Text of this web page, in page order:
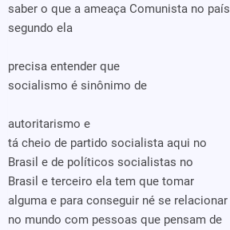
saber o que a ameaça Comunista no país
segundo ela
precisa entender que
socialismo é sinônimo de
autoritarismo e
tá cheio de partido socialista aqui no
Brasil e de políticos socialistas no
Brasil e terceiro ela tem que tomar
alguma e para conseguir né se relacionar
no mundo com pessoas que pensam de